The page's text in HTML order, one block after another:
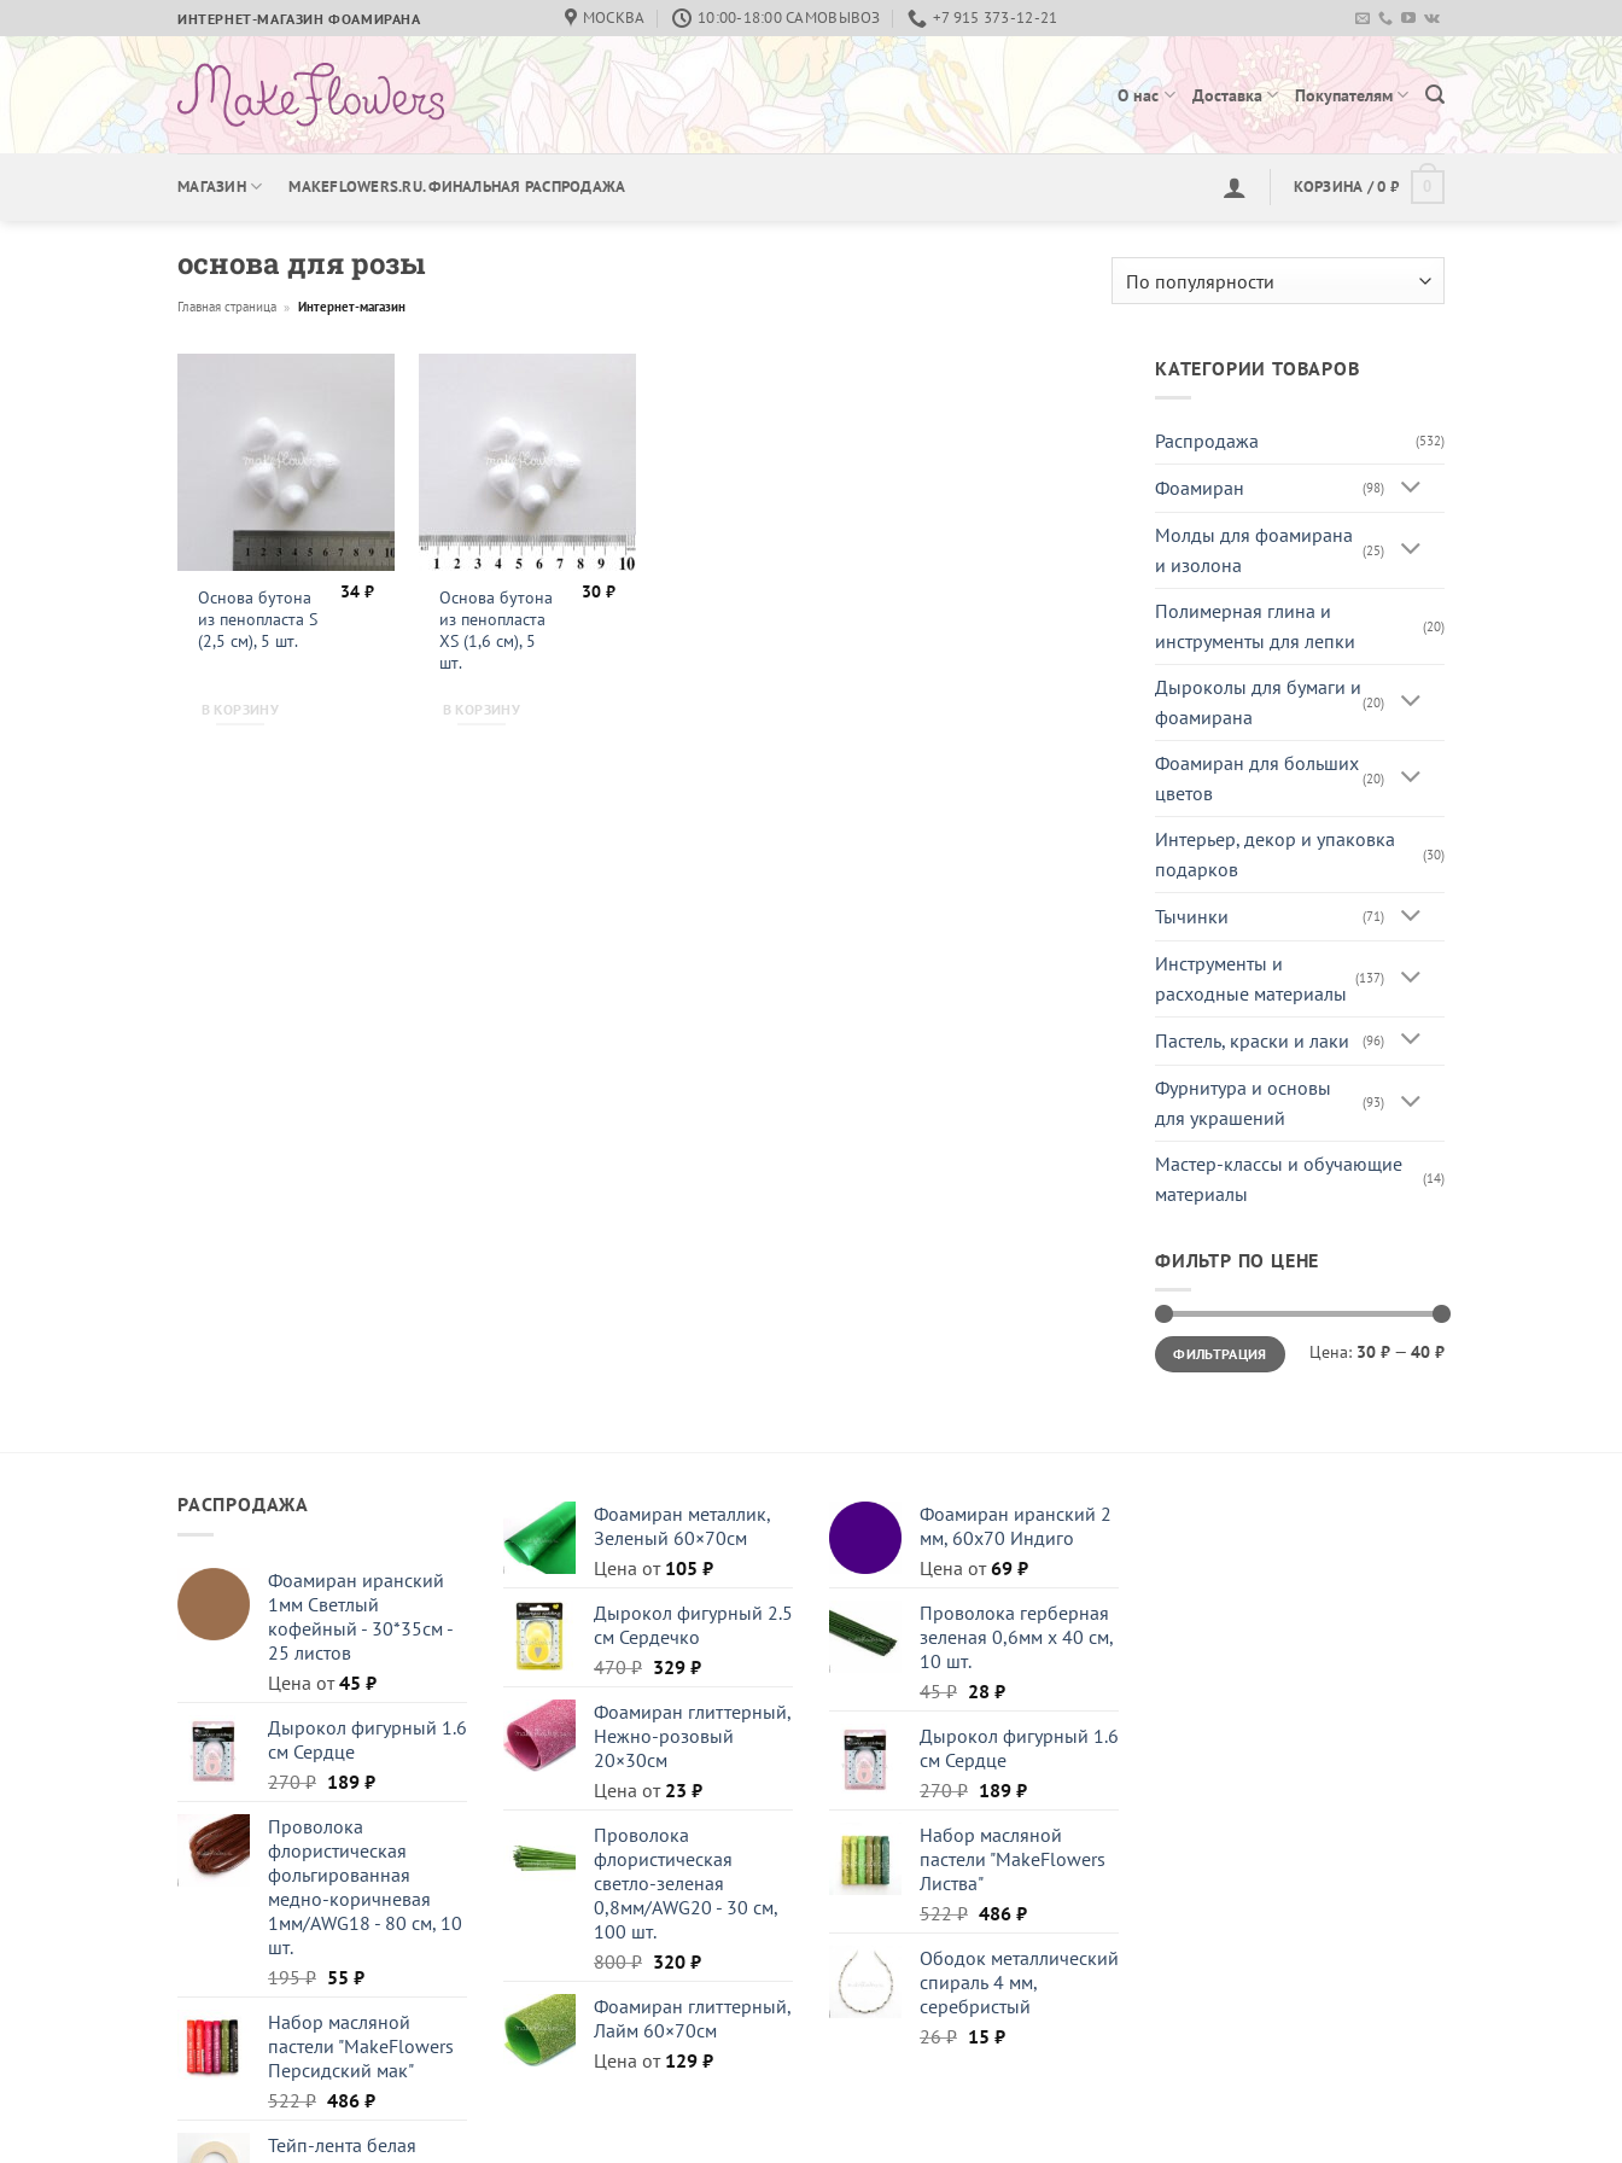
to
content
ИНТЕРНЕТ-МАГАЗИН ФОАМИРАНА МОСКВА 10:00-18:00 САМОВЫВОЗ +7 915 373-12-21
О нас Доставка Покупателям
МАГАЗИН MAKEFLOWERS.RU. ФИНАЛЬНАЯ РАСПРОДАЖА КОРЗИНА /0 ₽
основа для розы
Главная страница » Интернет-магазин
Основа бутона
из пенопласта S
(2,5 см), 5 шт.
34 ₽
В КОРЗИНУ
Основа бутона
из пенопласта
XS (1,6 см), 5
шт.
30 ₽
В КОРЗИНУ
КАТЕГОРИИ ТОВАРОВ
Распродажа (532)
Фоамиран (98)
Молды для фоамирана
и изолона
(25)
Полимерная глина и
инструменты для лепки
(20)
Дыроколы для бумаги и
фоамирана
(20)
Фоамиран для больших
цветов
(20)
Интерьер, декор и упаковка
подарков
(30)
Тычинки (71)
Инструменты и
расходные материалы
(137)
Пастель, краски и лаки (96)
Фурнитура и основы
для украшений
(93)
Мастер-классы и обучающие
материалы
(14)
ФИЛЬТР ПО ЦЕНЕ
Минимальная
цена
Максимальная
ценаФИЛЬТРАЦИЯ Цена: 30 ₽ — 40 ₽
РАСПРОДАЖА
Фоамиран иранский
1мм Светлый
кофейный - 30*35см -
25 листов
Цена от45 ₽
Дырокол фигурный 1.6
см Сердце
270₽ Первоначальная
составляла
270 ₽.
189 ₽Текущая
Проволока
флористическая
фольгированная
медно-коричневая
1мм/AWG18 - 80 см, 10
шт.
195₽ Первоначальная
составляла
195 ₽.
55 ₽Текущая
55 ₽.
Набор масляной
пастели "MakeFlowers
Персидский мак"
522₽ Первоначальная
составляла
486 ₽Текущая
486 ₽.
Тейп-лента белая
Фоамиран металлик,
Зеленый 60×70см
Цена от 105 ₽
Дырокол фигурный 2.5
см Сердечко
470₽ Первоначальная
составляла
470 ₽.
329 ₽Текущая
329 ₽.
Фоамиран глиттерный,
Нежно-розовый
20×30см
Цена от 23 ₽
Проволока
флористическая
светло-зеленая
0,8мм/AWG20 - 30 см,
100 шт.
800₽ Первоначальная
составляла
800 ₽.
320 ₽Текущая
320 ₽.
Фоамиран глиттерный,
Лайм 60×70см
Цена от 129 ₽
Фоамиран иранский 2
мм, 60х70 Индиго
Цена от69 ₽
Проволока герберная
зеленая 0,6мм x 40 см,
10 шт.
45₽ Первоначальная
составляла
45 ₽.
28 ₽Текущая
28 ₽.
Дырокол фигурный 1.6
см Сердце
270₽ Первоначальная
составляла
270 ₽.
189 ₽Текущая
189 ₽.
Набор масляной
пастели "MakeFlowers
Листва"
522₽ Первоначальная
составляла
522 ₽.
486 ₽Текущая
486 ₽.
Ободок металлический
спираль 4 мм,
серебристый
26₽ Первоначальная
15 ₽Текущая